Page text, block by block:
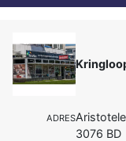
ADRES
3076